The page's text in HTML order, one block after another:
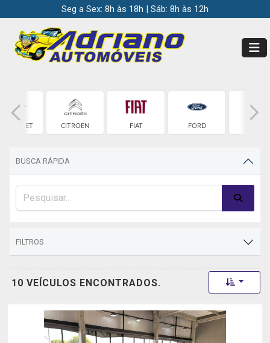
Seg a Sex: 8h às 18h | Sáb: 8h às 12h
CITROEN FIAT FORD
BUSCA RÁPIDA
FILTROS
10 VEÍCULOS ENCONTRADOS. Toggle